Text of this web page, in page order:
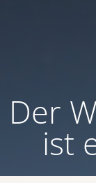
Der
ist